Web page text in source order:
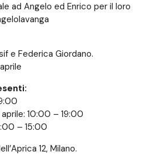
ad Angelo ed Enrico per il loro
e Federica Giordano.
10:00 – 19:00
– 15:00
12, Milano.